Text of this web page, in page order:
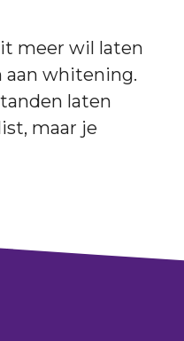
meer wil laten
aan whitening.
laten
maar je